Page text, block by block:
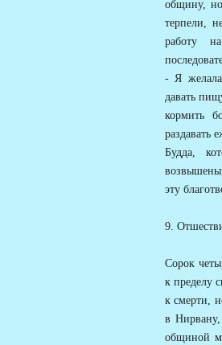
общину,
терпели,
работу
- Я
давать
кормить
раздавать
Будда,
эту
9.
Сорок
к пределу
к смерти,
в
общиной